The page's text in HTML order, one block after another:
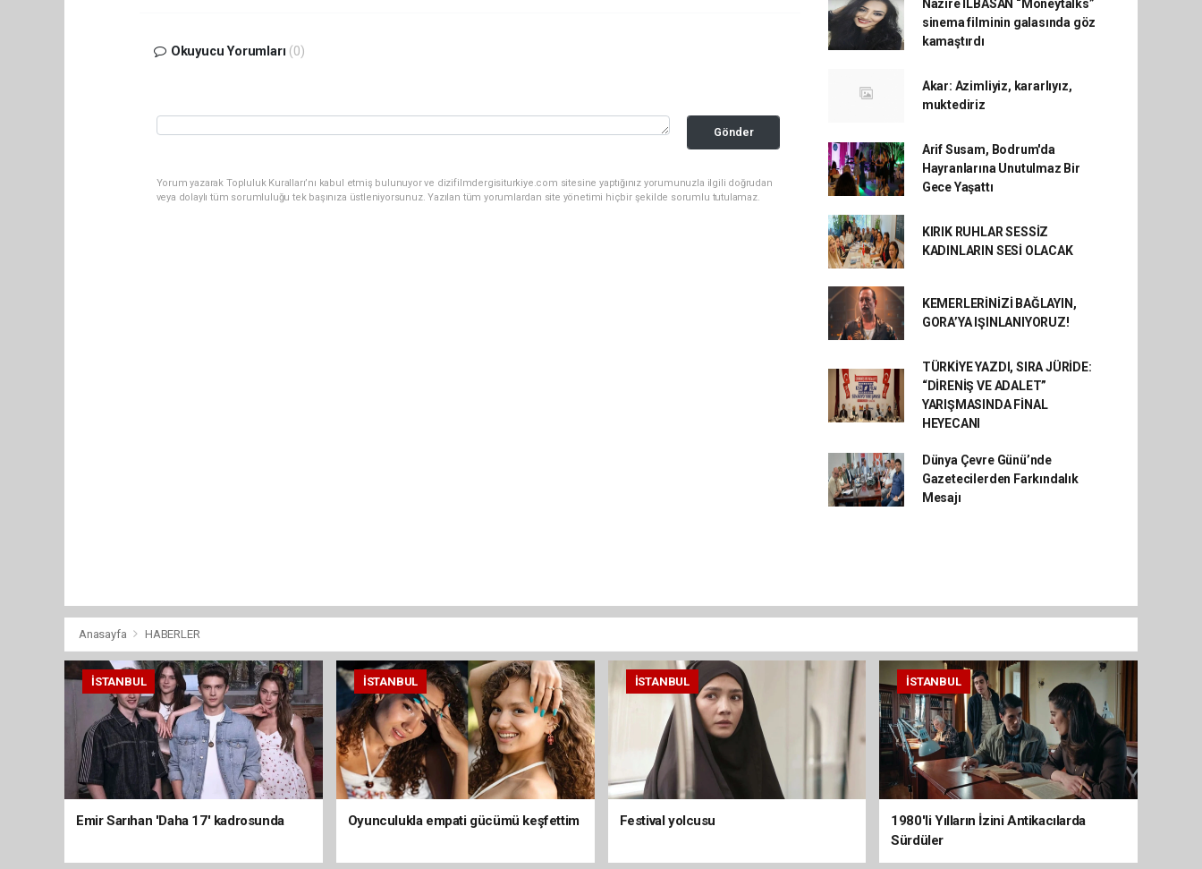
Okuyucu Yorumları (0)
Gönder
Yorum yazarak Topluluk Kuralları’nı kabul etmiş bulunuyor ve dizifilmdergisiturkiye.com sitesine yaptığınız yorumunuzla ilgili doğrudan
veya dolaylı tüm sorumluluğu tek başınıza üstleniyorsunuz. Yazılan tüm yorumlardan site yönetimi hiçbir şekilde sorumlu tutulamaz.
Nazire İLBASAN “Moneytalks”
sinema filminin galasında göz
kamaştırdı
Akar: Azimliyiz, kararlıyız,
muktediriz
Arif Susam, Bodrum'da
Hayranlarına Unutulmaz Bir
Gece Yaşattı
KIRIK RUHLAR SESSİZ
KADINLARIN SESİ OLACAK
KEMERLERİNİZİ BAĞLAYIN,
GORA’YA IŞINLANIYORUZ!
TÜRKİYE YAZDI, SIRA JÜRİDE:
“DİRENİŞ VE ADALET”
YARIŞMASINDA FİNAL
HEYECANI
Dünya Çevre Günü’nde
Gazetecilerden Farkındalık
Mesajı
Anasayfa HABERLER
İSTANBUL
Emir Sarıhan 'Daha 17' kadrosunda
İSTANBUL
Oyunculukla empati gücümü keşfettim
İSTANBUL
Festival yolcusu
İSTANBUL
1980'li Yılların İzini Antikacılarda
Sürdüler